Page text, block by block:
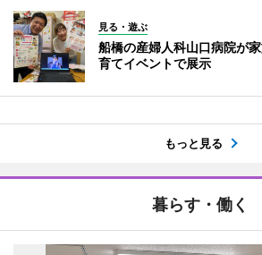
見る・遊ぶ
船橋の産婦人科山口病院が
育てイベントで展示
もっと見る
暮らす・働く